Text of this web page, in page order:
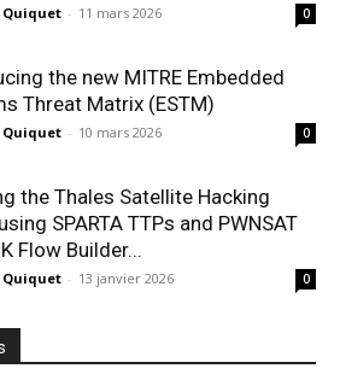
Quiquet - 11 mars 2026 0
the new MITRE Embedded
Threat Matrix (ESTM)
Quiquet - 10 mars 2026 0
the Thales Satellite Hacking
SPARTA TTPs and PWNSAT
Flow Builder...
Quiquet - 13 janvier 2026 0